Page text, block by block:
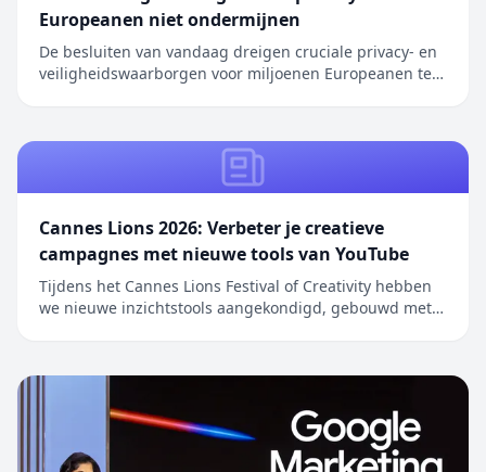
Europeanen niet ondermijnen
De besluiten van vandaag dreigen cruciale privacy- en
veiligheidswaarborgen voor miljoenen Europeanen te
Cannes Lions 2026: Verbeter je creatieve
campagnes met nieuwe tools van YouTube
Tijdens het Cannes Lions Festival of Creativity hebben
we nieuwe inzichtstools aangekondigd, gebouwd met